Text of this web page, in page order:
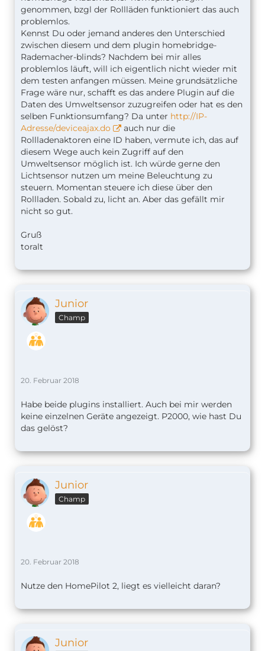
genommen, bzgl der Rollläden funktioniert das auch
problemlos.
Kennst Du oder jemand anderes den Unterschied
zwischen diesem und dem plugin homebridge-
Rademacher-blinds? Nachdem bei mir alles
problemlos läuft, will ich eigentlich nicht wieder mit
dem testen anfangen müssen. Meine grundsätzliche
Frage wäre nur, schafft es das andere Plugin auf die
Daten des Umweltsensor zuzugreifen oder hat es den
selben Funktionsumfang? Da unter http://IP-
Adresse/deviceajax.do
auch nur die
Rollladenaktoren eine ID haben, vermute ich, das auf
diesem Wege auch kein Zugriff auf den
Umweltsensor möglich ist. Ich würde gerne den
Lichtsensor nutzen um meine Beleuchtung zu
steuern. Momentan steuere ich diese über den
Rollladen. Sobald zu, licht an. Aber das gefällt mir
nicht so gut.
Gruß
toralt
Junior
Champ
20. Februar 2018
Habe beide plugins installiert. Auch bei mir werden
keine einzelnen Geräte angezeigt. P2000, wie hast Du
das gelöst?
Junior
Champ
20. Februar 2018
Nutze den HomePilot 2, liegt es vielleicht daran?
Junior